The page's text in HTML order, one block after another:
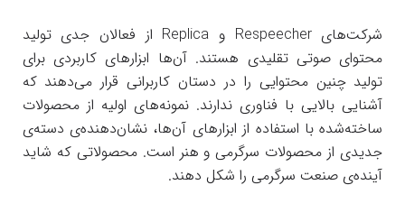
شرکت‌های Respeecher و Replica از فعالان جدی تولید
محتوای صوتی تقلیدی هستند. آن‌ها ابزارهای کاربردی برای
تولید چنین محتوایی را در دستان کاربرانی قرار می‌دهند که
آشنایی بالایی با فناوری ندارند. نمونه‌های اولیه از محصولات
ساخته‌شده با استفاده از ابزارهای آن‌ها، نشان‌دهنده‌ی دسته‌ی
جدیدی از محصولات سرگرمی و هنر است. محصولاتی که شاید
آینده‌ی صنعت سرگرمی را شکل دهند.